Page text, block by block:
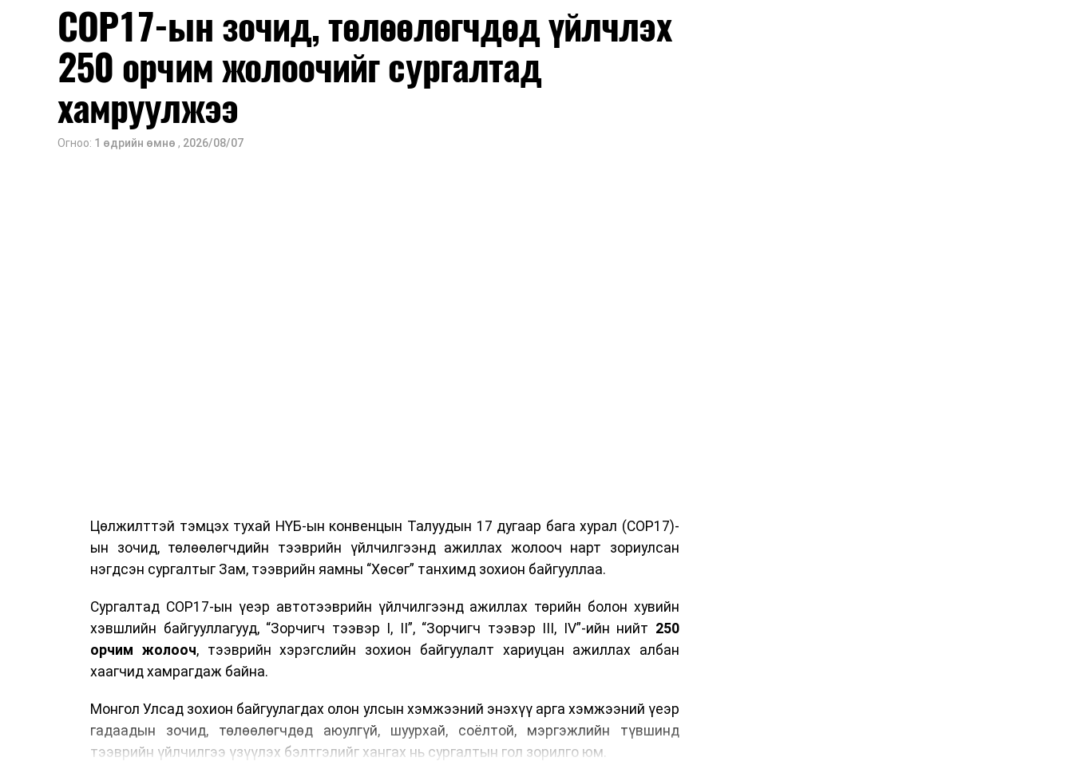
COP17-ын зочид, төлөөлөгчдөд үйлчлэх
250 орчим жолоочийг сургалтад
хамруулжээ
Огноо: 1 өдрийн өмнө , 2026/08/07
Цөлжилттэй тэмцэх тухай НҮБ-ын конвенцын Талуудын 17 дугаар бага хурал (COP17)-
ын зочид, төлөөлөгчдийн тээврийн үйлчилгээнд ажиллах жолооч нарт зориулсан
нэгдсэн сургалтыг Зам, тээврийн яамны “Хөсөг” танхимд зохион байгууллаа.
Сургалтад COP17-ын үеэр автотээврийн үйлчилгээнд ажиллах төрийн болон хувийн
хэвшлийн байгууллагууд, “Зорчигч тээвэр I, II”, “Зорчигч тээвэр III, IV”-ийн нийт 250
орчим жолооч, тээврийн хэрэгслийн зохион байгуулалт хариуцан ажиллах албан
хаагчид хамрагдаж байна.
Монгол Улсад зохион байгуулагдах олон улсын хэмжээний энэхүү арга хэмжээний үеэр
гадаадын зочид, төлөөлөгчдөд аюулгүй, шуурхай, соёлтой, мэргэжлийн түвшинд
тээврийн үйлчилгээ үзүүлэх бэлтгэлийг хангах нь сургалтын гол зорилго юм.